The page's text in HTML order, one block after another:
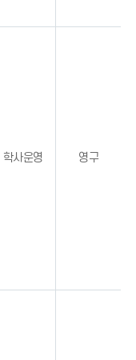
학사운영 영구